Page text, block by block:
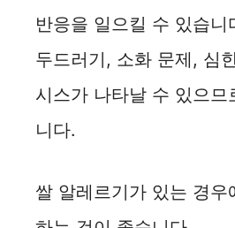
반응을 일으킬 수 있습니
두드러기, 소화 문제, 심
시스가 나타날 수 있으므
니다.
쌀 알레르기가 있는 경우